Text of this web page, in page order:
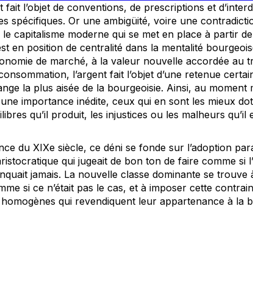
fait l’objet de conventions, de prescriptions et
spécifiques. Or une ambigüité, voire une
capitalisme moderne qui se met en place à partir
en position de centralité dans la mentalité
de marché, à la valeur nouvelle accordée au
l’argent fait l’objet d’une retenue
la plus aisée de la bourgeoisie. Ainsi, au moment
importance inédite, ceux qui en sont les mieux
qu’il produit, les injustices ou les malheurs qu’il
du XIXe siècle, ce déni se fonde sur l’adoption
qui jugeait de bon ton de faire comme si
jamais. La nouvelle classe dominante se trouve
si ce n’était pas le cas, et à imposer cette
qui revendiquent leur appartenance à la